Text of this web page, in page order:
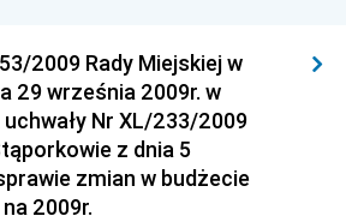
Narodowego Banku Polskiego
Komendy Głównej Policji
Ministra Pracy i Polityki
2009 Rady Miejskiej w
29 września 2009r. w
Nr XL/233/2009
z dnia 5
zmian w budżecie
2009r.